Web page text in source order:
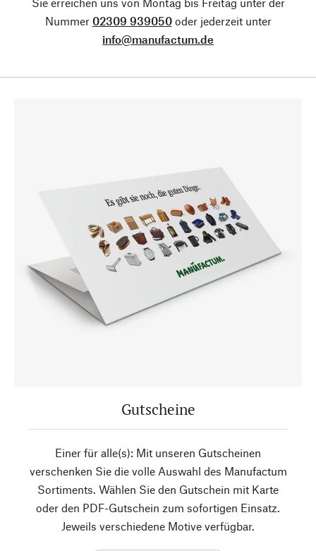
Nummer 02309 939050oder jederzeit unter
info@manufactum.de
Gutscheine
Einer für alle(s): Mit unseren Gutscheinen
verschenken Sie die volle Auswahl des Manufactum
Sortiments. Wählen Sie den Gutschein mit Karte
oder den PDF-Gutschein zum sofortigen Einsatz.
Jeweils verschiedene Motive verfügbar.